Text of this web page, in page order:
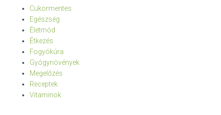
Cukormentes
Egészség
Életmód
Étkezés
Fogyókúra
Gyógynövények
Megelőzés
Receptek
Vitaminok